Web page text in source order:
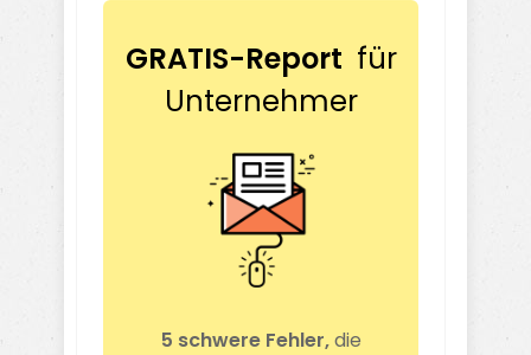
GRATIS-Report für
Unternehmer
5 schwere Fehler,die